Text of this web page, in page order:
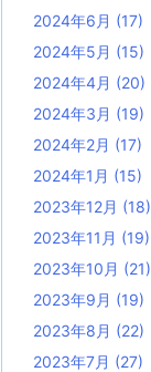
2024年6月 (17)
2024年5月 (15)
2024年4月 (20)
2024年3月 (19)
2024年2月 (17)
2024年1月 (15)
2023年12月 (18)
2023年11月 (19)
2023年10月 (21)
2023年9月 (19)
2023年8月 (22)
2023年7月 (27)